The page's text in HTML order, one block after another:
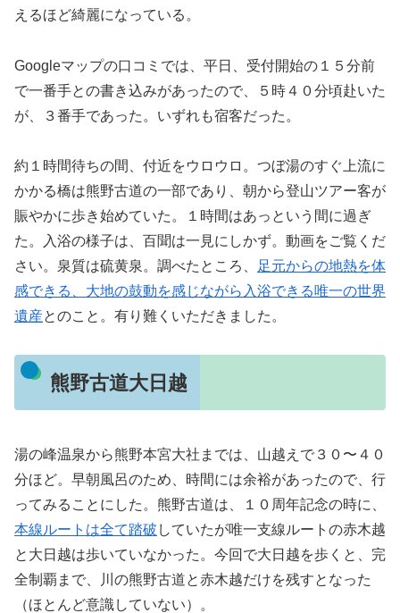
えるほど綺麗になっている。
Googleマップの口コミでは、平日、受付開始の１５分前
で一番手との書き込みがあったので、５時４０分頃赴いた
が、３番手であった。いずれも宿客だった。
約１時間待ちの間、付近をウロウロ。つぼ湯のすぐ上流に
かかる橋は熊野古道の一部であり、朝から登山ツアー客が
賑やかに歩き始めていた。１時間はあっという間に過ぎ
た。入浴の様子は、百聞は一見にしかず。動画をご覧くだ
さい。泉質は硫黄泉。調べたところ、 足元からの地熱を体
感できる、大地の鼓動を感じながら入浴できる唯一の世界
遺産とのこと。有り難くいただきました。
熊野古道大日越
湯の峰温泉から熊野本宮大社までは、山越えで３０〜４０
分ほど。早朝風呂のため、時間には余裕があったので、行
ってみることにした。熊野古道は、１０周年記念の時に、
本線ルートは全て踏破 していたが唯一支線ルートの赤木越
と大日越は歩いていなかった。今回で大日越を歩くと、完
全制覇まで、川の熊野古道と赤木越だけを残すとなった
（ほとんど意識していない）。